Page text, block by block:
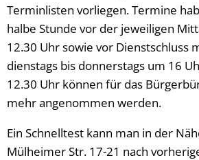
Terminlisten vorliegen. Termine
halbe Stunde vor der jeweiligen
12.30 Uhr sowie vor Dienstschluss
dienstags bis donnerstags um 16
12.30 Uhr können für das
mehr angenommen werden.
Ein Schnelltest kann man in der
Mülheimer Str. 17-21 nach